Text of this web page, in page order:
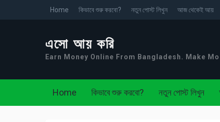
Home কিভাবে শুরু করবো? নতুন পোস্ট লিখুন আজ থেকেই আয়
এসো আয় করি
Earn Money Online From Bangladesh. Make
Home কিভাবে শুরু করবো? নতুন পোস্ট লিখুন